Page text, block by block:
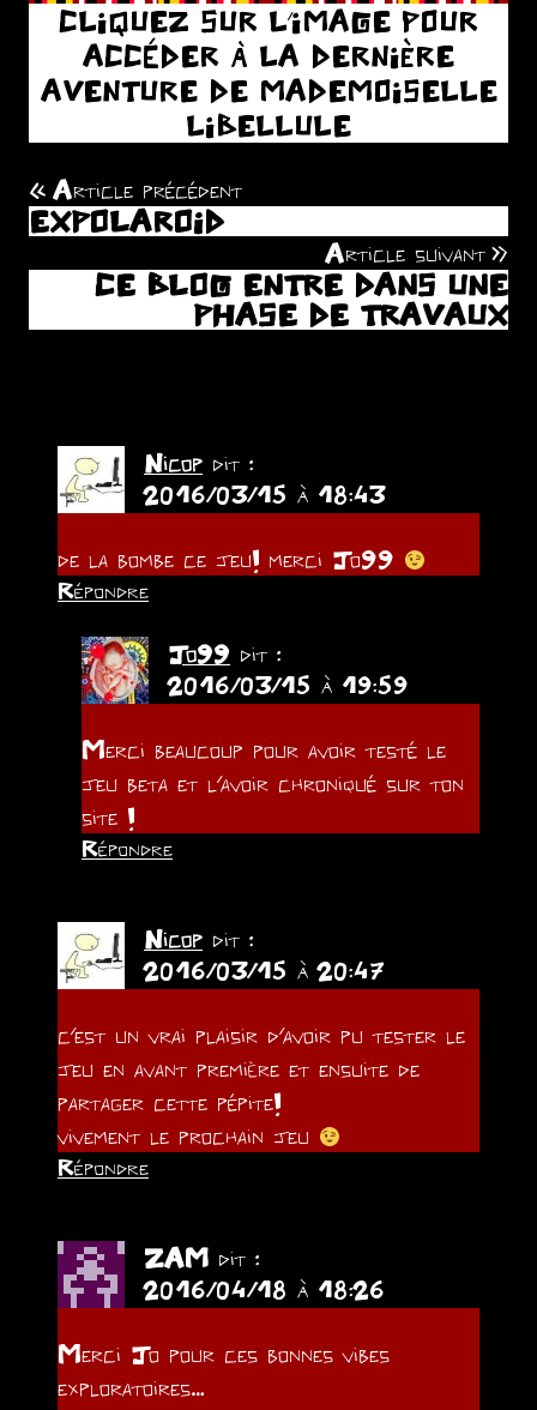
CLIQUEZ SUR L’IMAGE POUR
ACCÉDER À LA DERNIÈRE
AVENTURE DE MADEMOISELLE
LIBELLULE
Navigation
de
l’article
Article précédent
EXPOLAROID
Article suivant
CE BLOG ENTRE DANS UNE
PHASE DE TRAVAUX
Nicop dit :
2016/03/15 à 18:43
de la bombe ce jeu! merci Jo99
Répondre
Jo99 dit :
2016/03/15 à 19:59
Merci beaucoup pour avoir testé le
jeu beta et l’avoir chroniqué sur ton
site !
Répondre
Nicop dit :
2016/03/15 à 20:47
c’est un vrai plaisir d’avoir pu tester le
jeu en avant première et ensuite de
partager cette pépite!
vivement le prochain jeu
Répondre
ZAM dit :
2016/04/18 à 18:26
Merci Jo pour ces bonnes vibes
exploratoires…